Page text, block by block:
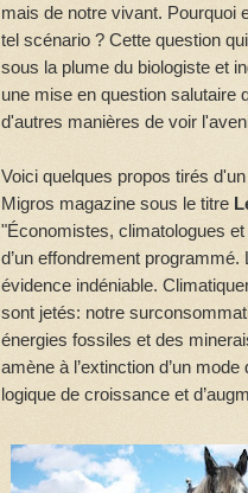
mais de notre vivant. Pourquoi
tel scénario ? Cette question
sous la plume du biologiste et
une mise en question salutaire
d'autres manières de voir
Voici quelques propos tirés
Migros magazine sous le titre
"Économistes, climatologues
d’un effondrement
évidence indéniable.
sont jetés: notre
énergies fossiles et des
amène à l’extinction d’un
logique de croissance et